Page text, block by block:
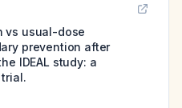
vs usual-dose
prevention after
IDEAL study: a